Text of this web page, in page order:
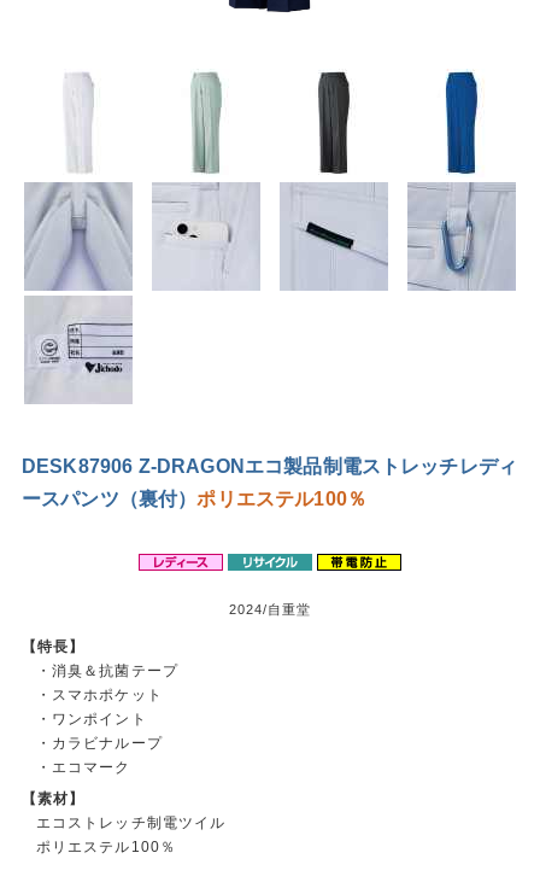
DESK87906 Z-DRAGONエコ製品制電ストレッチレディ
ースパンツ（裏付） ポリエステル100％
2024/自重堂
【特長】
・消臭＆抗菌テープ
・スマホポケット
・ワンポイント
・カラビナループ
・エコマーク
【素材】
エコストレッチ制電ツイル
ポリエステル100％